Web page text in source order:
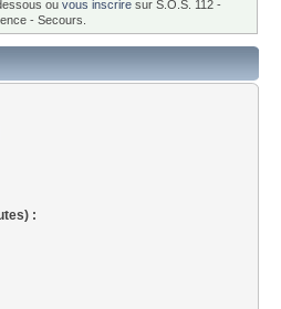
ou vous inscrire sur S.O.S. 112 -
- Secours.
: